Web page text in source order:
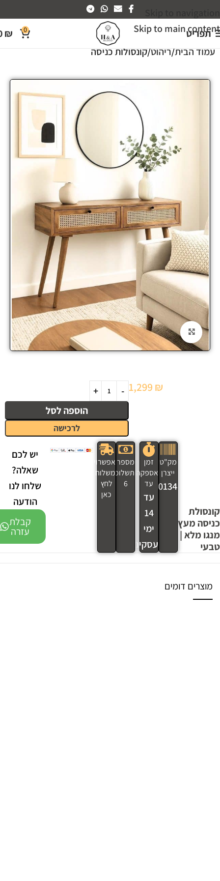
Skip to main content
תפריט 0
₪
עמוד הבית ריהוט קונסולות כניסה
Click to enlarge
1,299 ₪
הוספה לסל
לרכישה
קונסולת
כניסה מעץ
מנגו מלא |
טבעי
מק"ט
ייצרן
210134
זמן
אספקה
עד
עד
14
ימי
עסקים
מספר
תשלומים
6
אפשרויות
משלוח
לחץ
כאן
יש לכם
שאלה?
שלחו לנו
הודעה
קבלת
עזרה
מוצרים דומים